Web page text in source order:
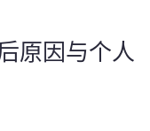
原因与个人